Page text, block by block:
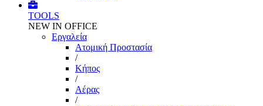
TOOLS
NEW IN OFFICE
Εργαλεία
Aτομική Προστασία
/
Kήπος
/
Αέρας
/